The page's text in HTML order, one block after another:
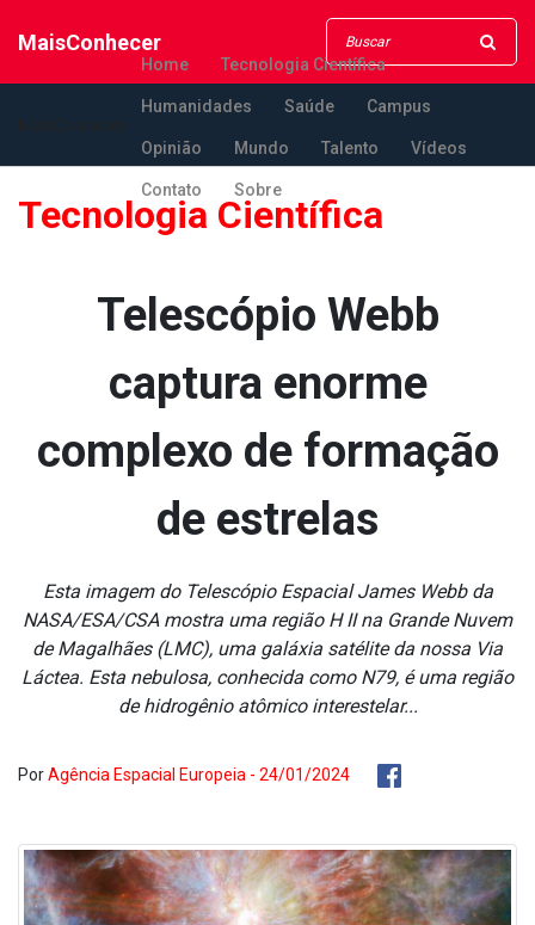
MaisConhecer
Home Tecnologia Científica
Humanidades Saúde Campus
Opinião Mundo Talento Vídeos
Contato Sobre
Tecnologia Científica
Telescópio Webb
captura enorme
complexo de formação
de estrelas
Esta imagem do Telescópio Espacial James Webb da
NASA/ESA/CSA mostra uma região H II na Grande Nuvem
de Magalhães (LMC), uma galáxia satélite da nossa Via
Láctea. Esta nebulosa, conhecida como N79, é uma região
de hidrogênio atômico interestelar...
PorAgência Espacial Europeia - 24/01/2024